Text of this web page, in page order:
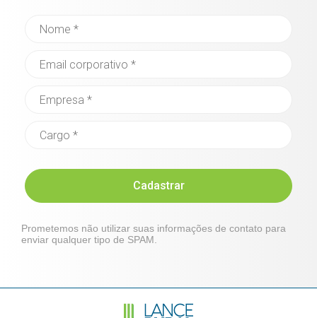
Cadastrar
Prometemos não utilizar suas informações de contato para
enviar qualquer tipo de SPAM.